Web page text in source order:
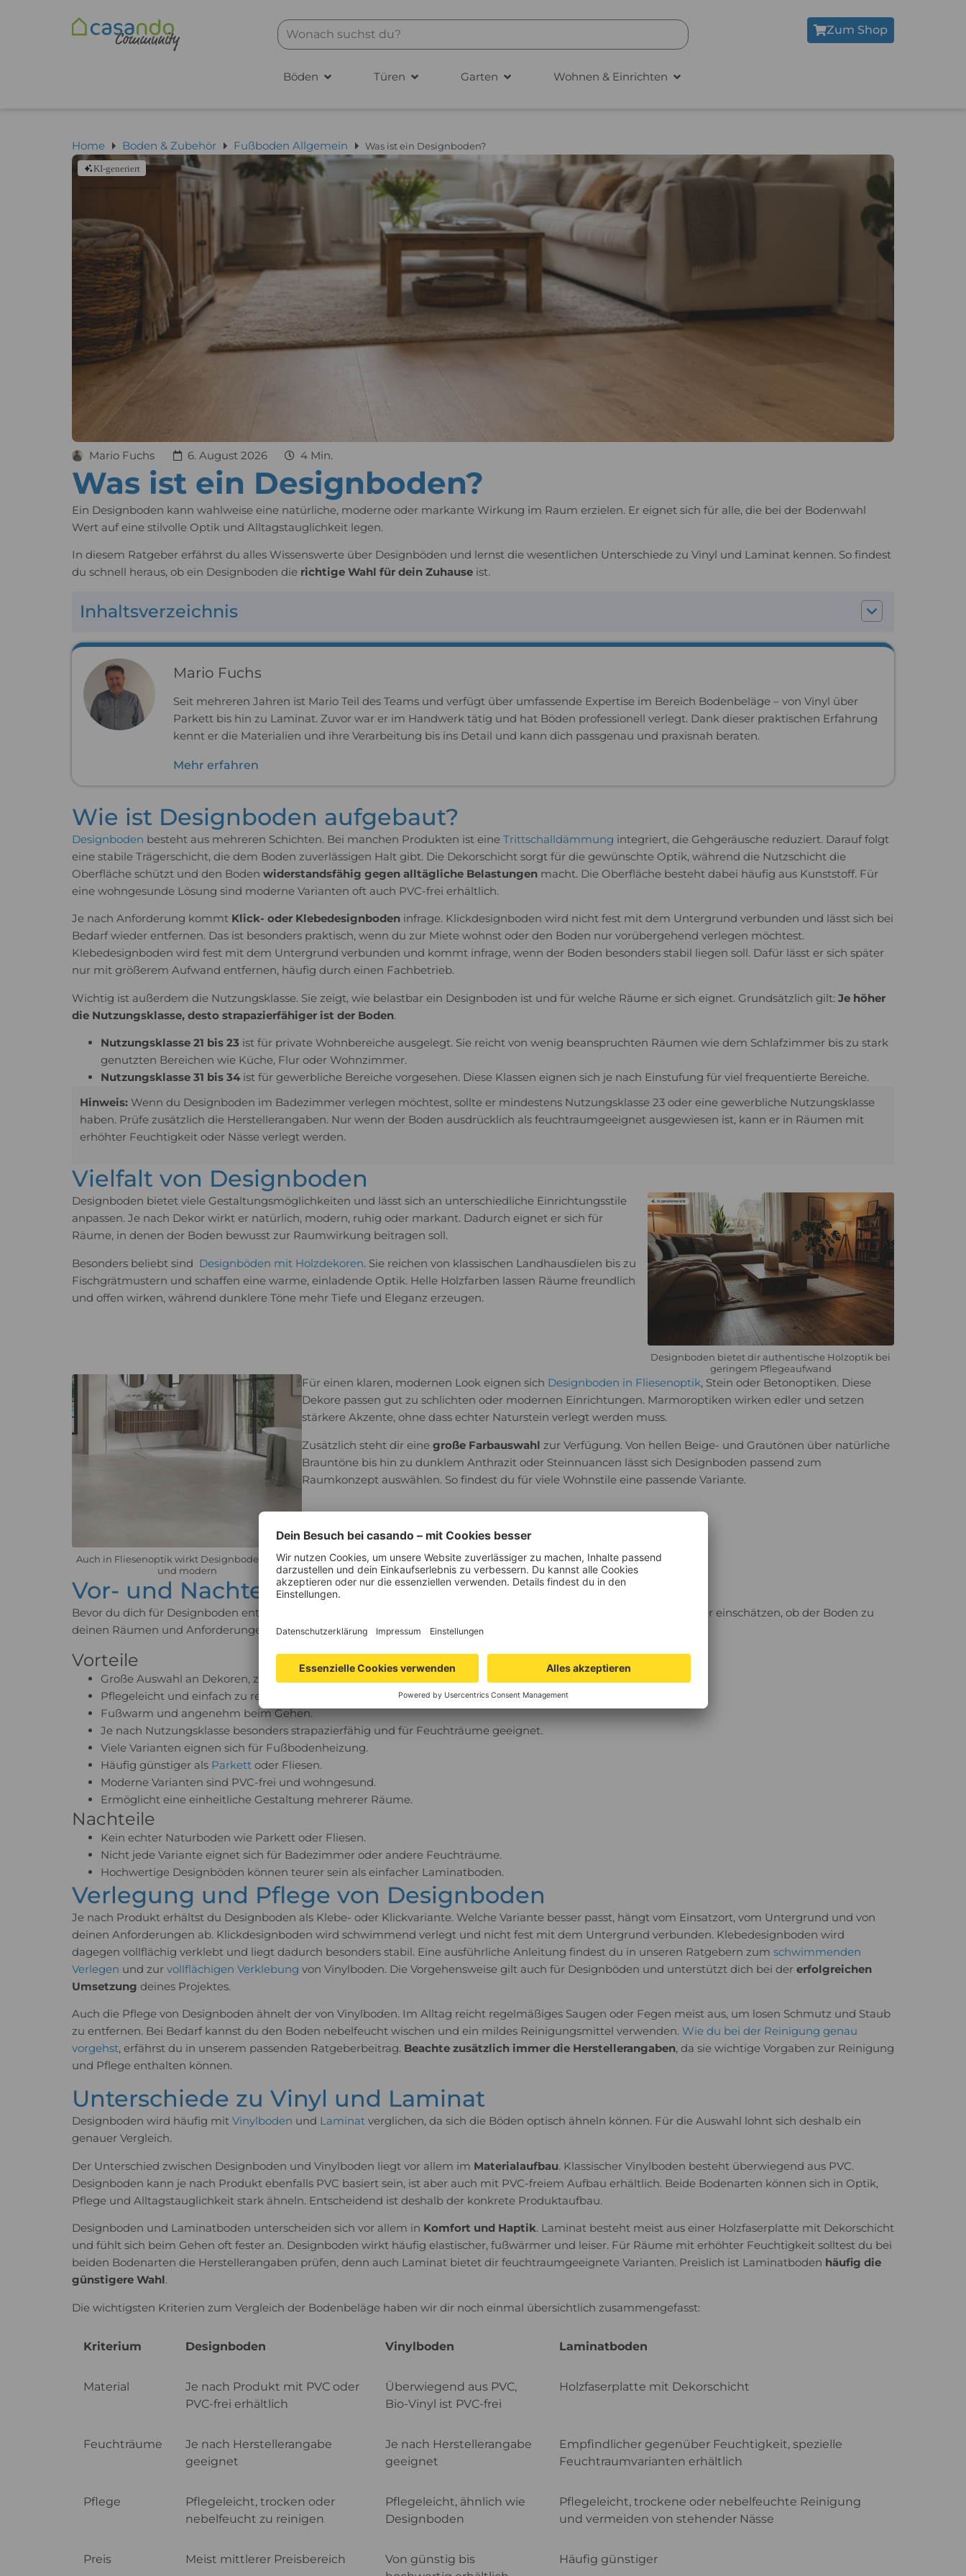
Zum Shop
Böden Türen Garten Wohnen & Einrichten
Home Boden & Zubehör Fußboden Allgemein Was ist ein Designboden?
KI-generiert
Was ist ein Designboden?
Mario Fuchs 6. August 2026 4 Min.
Ein Designboden kann wahlweise eine natürliche, moderne oder markante Wirkung im Raum erzielen. Er eignet sich für alle, die bei der Bodenwahl
Wert auf eine stilvolle Optik und Alltagstauglichkeit legen.
In diesem Ratgeber erfährst du alles Wissenswerte über Designböden und lernst die wesentlichen Unterschiede zu Vinyl und Laminat kennen. So findest
du schnell heraus, ob ein Designboden die richtige Wahl für dein Zuhause ist.
Inhaltsverzeichnis
Mario Fuchs
Seit mehreren Jahren ist Mario Teil des Teams und verfügt über umfassende Expertise im Bereich Bodenbeläge – von Vinyl über
Parkett bis hin zu Laminat. Zuvor war er im Handwerk tätig und hat Böden professionell verlegt. Dank dieser praktischen Erfahrung
kennt er die Materialien und ihre Verarbeitung bis ins Detail und kann dich passgenau und praxisnah beraten.
Mehr erfahren
Wie ist Designboden aufgebaut?
Designboden besteht aus mehreren Schichten. Bei manchen Produkten ist eine Trittschalldämmung integriert, die Gehgeräusche reduziert. Darauf folgt
eine stabile Trägerschicht, die dem Boden zuverlässigen Halt gibt. Die Dekorschicht sorgt für die gewünschte Optik, während die Nutzschicht die
Oberfläche schützt und den Boden widerstandsfähig gegen alltägliche Belastungen macht. Die Oberfläche besteht dabei häufig aus Kunststoff. Für
eine wohngesunde Lösung sind moderne Varianten oft auch PVC-frei erhältlich.
Je nach Anforderung kommt Klick- oder Klebedesignboden infrage. Klickdesignboden wird nicht fest mit dem Untergrund verbunden und lässt sich bei
Bedarf wieder entfernen. Das ist besonders praktisch, wenn du zur Miete wohnst oder den Boden nur vorübergehend verlegen möchtest.
Klebedesignboden wird fest mit dem Untergrund verbunden und kommt infrage, wenn der Boden besonders stabil liegen soll. Dafür lässt er sich später
nur mit größerem Aufwand entfernen, häufig durch einen Fachbetrieb.
Wichtig ist außerdem die Nutzungsklasse. Sie zeigt, wie belastbar ein Designboden ist und für welche Räume er sich eignet. Grundsätzlich gilt: Je höher
die Nutzungsklasse, desto strapazierfähiger ist der Boden.
Nutzungsklasse 21 bis 23 ist für private Wohnbereiche ausgelegt. Sie reicht von wenig beanspruchten Räumen wie dem Schlafzimmer bis zu stark
genutzten Bereichen wie Küche, Flur oder Wohnzimmer.
Nutzungsklasse 31 bis 34 ist für gewerbliche Bereiche vorgesehen. Diese Klassen eignen sich je nach Einstufung für viel frequentierte Bereiche.
Hinweis: Wenn du Designboden im Badezimmer verlegen möchtest, sollte er mindestens Nutzungsklasse 23 oder eine gewerbliche Nutzungsklasse
haben. Prüfe zusätzlich die Herstellerangaben. Nur wenn der Boden ausdrücklich als feuchtraumgeeignet ausgewiesen ist, kann er in Räumen mit
erhöhter Feuchtigkeit oder Nässe verlegt werden.
Vielfalt von Designboden
Designboden bietet viele Gestaltungsmöglichkeiten und lässt sich an unterschiedliche Einrichtungsstile
anpassen. Je nach Dekor wirkt er natürlich, modern, ruhig oder markant. Dadurch eignet er sich für
Räume, in denen der Boden bewusst zur Raumwirkung beitragen soll.
Besonders beliebt sind Designböden mit Holzdekoren. Sie reichen von klassischen Landhausdielen bis zu
Fischgrätmustern und schaffen eine warme, einladende Optik. Helle Holzfarben lassen Räume freundlich
und offen wirken, während dunklere Töne mehr Tiefe und Eleganz erzeugen.
Designboden bietet dir authentische Holzoptik bei
geringem Pflegeaufwand
Auch in Fliesenoptik wirkt Designboden stilvoll
und modern
Für einen klaren, modernen Look eignen sich Designboden in Fliesenoptik, Stein oder Betonoptiken. Diese
Dekore passen gut zu schlichten oder modernen Einrichtungen. Marmoroptiken wirken edler und setzen
stärkere Akzente, ohne dass echter Naturstein verlegt werden muss.
Zusätzlich steht dir einegroße Farbauswahl zur Verfügung. Von hellen Beige- und Grautönen über natürliche
Brauntöne bis hin zu dunklem Anthrazit oder Steinnuancen lässt sich Designboden passend zum
Raumkonzept auswählen. So findest du für viele Wohnstile eine passende Variante.
Vor- und Nachteile von Designboden
Bevor du dich für Designboden entscheidest, solltest du die wichtigsten Vor- und Nachteile kennen. So kannst du besser einschätzen, ob der Boden zu
deinen Räumen und Anforderungen passt.
Vorteile
Große Auswahl an Dekoren, zum Beispiel Holz, Stein, Beton, Fliesen oder Marmor.
Pflegeleicht und einfach zu reinigen.
Fußwarm und angenehm beim Gehen.
Je nach Nutzungsklasse besonders strapazierfähig und für Feuchträume geeignet.
Viele Varianten eignen sich für Fußbodenheizung.
Häufig günstiger als Parkett oder Fliesen.
Moderne Varianten sind PVC-frei und wohngesund.
Ermöglicht eine einheitliche Gestaltung mehrerer Räume.
Nachteile
Kein echter Naturboden wie Parkett oder Fliesen.
Nicht jede Variante eignet sich für Badezimmer oder andere Feuchträume.
Hochwertige Designböden können teurer sein als einfacher Laminatboden.
Verlegung und Pflege von Designboden
Je nach Produkt erhältst du Designboden als Klebe- oder Klickvariante. Welche Variante besser passt, hängt vom Einsatzort, vom Untergrund und von
deinen Anforderungen ab. Klickdesignboden wird schwimmend verlegt und nicht fest mit dem Untergrund verbunden. Klebedesignboden wird
dagegen vollflächig verklebt und liegt dadurch besonders stabil. Eine ausführliche Anleitung findest du in unseren Ratgebern zum schwimmenden
Verlegen und zur vollflächigen Verklebung von Vinylboden. Die Vorgehensweise gilt auch für Designböden und unterstützt dich bei der erfolgreichen
Umsetzung deines Projektes.
Auch die Pflege von Designboden ähnelt der von Vinylboden. Im Alltag reicht regelmäßiges Saugen oder Fegen meist aus, um losen Schmutz und Staub
zu entfernen. Bei Bedarf kannst du den Boden nebelfeucht wischen und ein mildes Reinigungsmittel verwenden. Wie du bei der Reinigung genau
vorgehst, erfährst du in unserem passenden Ratgeberbeitrag. Beachte zusätzlich immer die Herstellerangaben, da sie wichtige Vorgaben zur Reinigung
und Pflege enthalten können.
Unterschiede zu Vinyl und Laminat
Designboden wird häufig mit Vinylboden und Laminat verglichen, da sich die Böden optisch ähneln können. Für die Auswahl lohnt sich deshalb ein
genauer Vergleich.
Der Unterschied zwischen Designboden und Vinylboden liegt vor allem im Materialaufbau. Klassischer Vinylboden besteht überwiegend aus PVC.
Designboden kann je nach Produkt ebenfalls PVC basiert sein, ist aber auch mit PVC-freiem Aufbau erhältlich. Beide Bodenarten können sich in Optik,
Pflege und Alltagstauglichkeit stark ähneln. Entscheidend ist deshalb der konkrete Produktaufbau.
Designboden und Laminatboden unterscheiden sich vor allem in Komfort und Haptik. Laminat besteht meist aus einer Holzfaserplatte mit Dekorschicht
und fühlt sich beim Gehen oft fester an. Designboden wirkt häufig elastischer, fußwärmer und leiser. Für Räume mit erhöhter Feuchtigkeit solltest du bei
beiden Bodenarten die Herstellerangaben prüfen, denn auch Laminat bietet dir feuchtraumgeeignete Varianten. Preislich ist Laminatboden häufig die
günstigere Wahl.
Die wichtigsten Kriterien zum Vergleich der Bodenbeläge haben wir dir noch einmal übersichtlich zusammengefasst:
Kriterium Designboden Vinylboden Laminatboden
Material
Je nach Produkt mit PVC oder
PVC-frei erhältlich
Überwiegend aus PVC,
Bio-Vinyl ist PVC-frei
Holzfaserplatte mit Dekorschicht
Feuchträume
Je nach Herstellerangabe
geeignet
Je nach Herstellerangabe
geeignet
Empfindlicher gegenüber Feuchtigkeit, spezielle
Feuchtraumvarianten erhältlich
Pflege
Pflegeleicht, trocken oder
nebelfeucht zu reinigen
Pflegeleicht, ähnlich wie
Designboden
Pflegeleicht, trockene oder nebelfeuchte Reinigung
und vermeiden von stehender Nässe
Preis Meist mittlerer Preisbereich
Von günstig bis
Häufig günstiger